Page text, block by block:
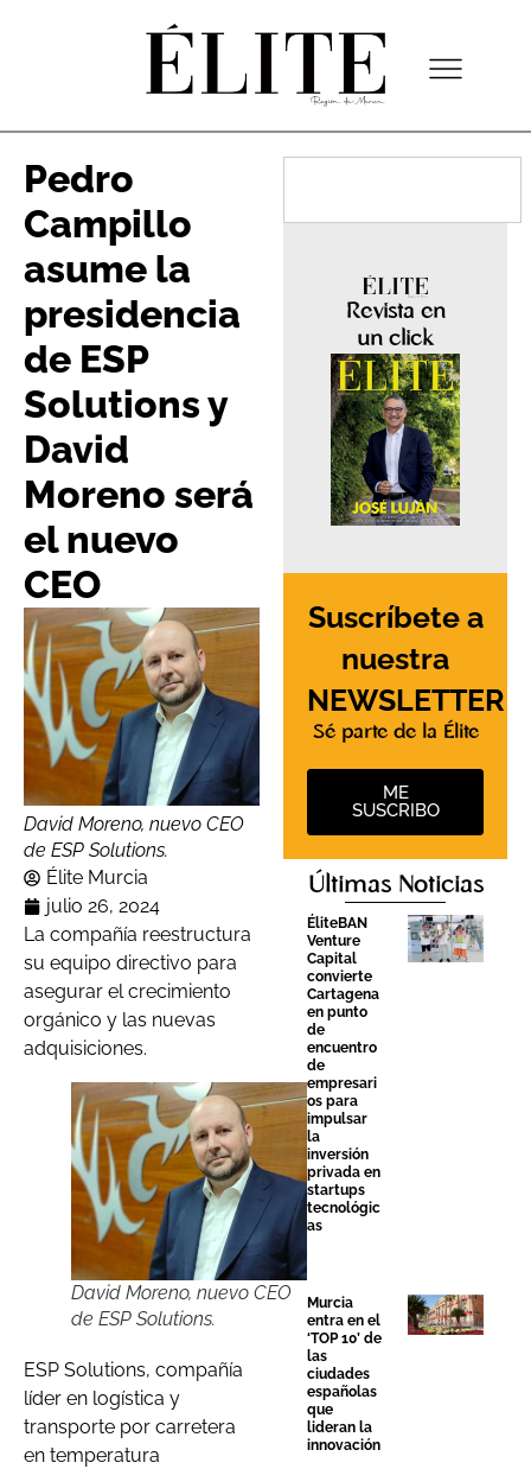
Pedro
Campillo
asume la
presidencia
de ESP
Solutions y
David
Moreno será
el nuevo
CEO
David Moreno, nuevo CEO
de ESP Solutions.
Élite Murcia
julio 26, 2024
La compañía reestructura
su equipo directivo para
asegurar el crecimiento
orgánico y las nuevas
adquisiciones.
David Moreno, nuevo CEO
de ESP Solutions.
ESP Solutions, compañía
líder en logística y
transporte por carretera
en temperatura
Revista en
un click
Suscríbete a
nuestra
NEWSLETTER
Sé parte de la Élite
ME
SUSCRIBO
Últimas Noticias
ÉliteBAN
Venture
Capital
convierte
Cartagena
en punto
de
encuentro
de
empresari
os para
impulsar
la
inversión
privada en
startups
tecnológic
as
Murcia
entra en el
‘TOP 10’ de
las
ciudades
españolas
que
lideran la
innovación